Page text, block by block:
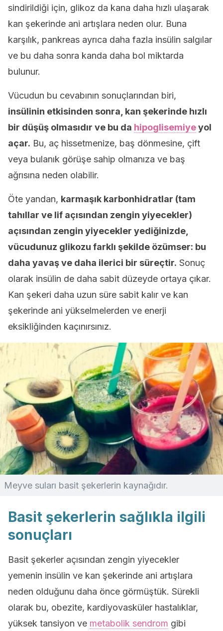
sindirildiği için, glikoz da kana daha hızlı ulaşarak
kan şekerinde ani artışlara neden olur. Buna
karşılık, pankreas ayrıca daha fazla insülin salgılar
ve bu daha sonra kanda daha bol miktarda
bulunur.
Vücudun bu cevabının sonuçlarından biri,
insülinin etkisinden sonra, kan şekerinde hızlı
bir düşüş olmasıdır ve bu da hipoglisemiyeyol
açar. Bu, aç hissetmenize, baş dönmesine, çift
veya bulanık görüşe sahip olmanıza ve baş
ağrısına neden olabilir.
Öte yandan, karmaşık karbonhidratlar (tam
tahıllar ve lif açısından zengin yiyecekler)
açısından zengin yiyecekler yediğinizde,
vücudunuz glikozu farklı şekilde özümser: bu
daha yavaş ve daha ilerici bir süreçtir. Sonuç
olarak insülin de daha sabit düzeyde ortaya çıkar.
Kan şekeri daha uzun süre sabit kalır ve kan
şekerinde ani yükselmelerden ve enerji
eksikliğinden kaçınırsınız.
Meyve suları basit şekerlerin kaynağıdır.
Basit şekerlerin sağlıkla ilgili
sonuçları
Basit şekerler açısından zengin yiyecekler
yemenin insülin ve kan şekerinde ani artışlara
neden olduğunu daha önce görmüştük. Sürekli
olarak bu, obezite, kardiyovasküler hastalıklar,
yüksek tansiyon ve metabolik sendrom gibi